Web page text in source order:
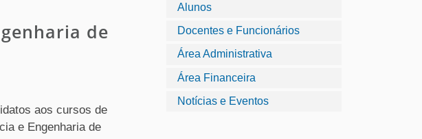
Alunos
Docentes e Funcionários
Área Administrativa
Área Financeira
Notícias e Eventos
de
aos cursos de
e Engenharia de